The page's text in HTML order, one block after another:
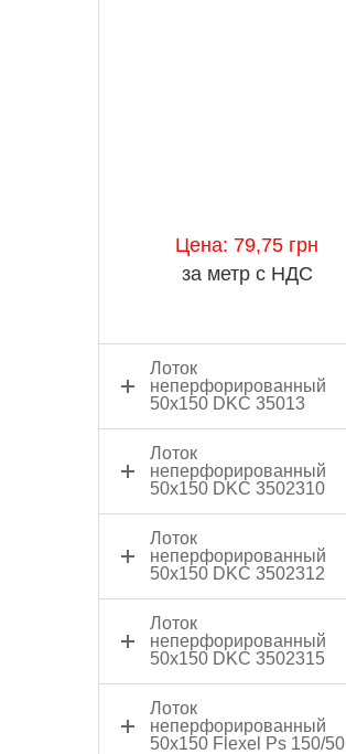
Цена: 79,75 грн
за метр с НДС
Лоток
неперфорированный
50x150 DKC 35013
Лоток
неперфорированный
50x150 DKC 3502310
Лоток
неперфорированный
50x150 DKC 3502312
Лоток
неперфорированный
50x150 DKC 3502315
Лоток
неперфорированный
50x150 Flexel Ps 150/50